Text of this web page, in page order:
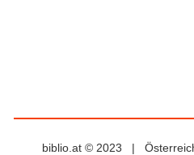
biblio.at © 2023 |